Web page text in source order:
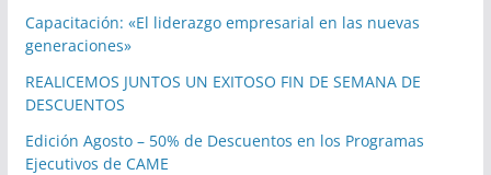
Capacitación: «El liderazgo empresarial en las nuevas
generaciones»
REALICEMOS JUNTOS UN EXITOSO FIN DE SEMANA DE
DESCUENTOS
Edición Agosto – 50% de Descuentos en los Programas
Ejecutivos de CAME